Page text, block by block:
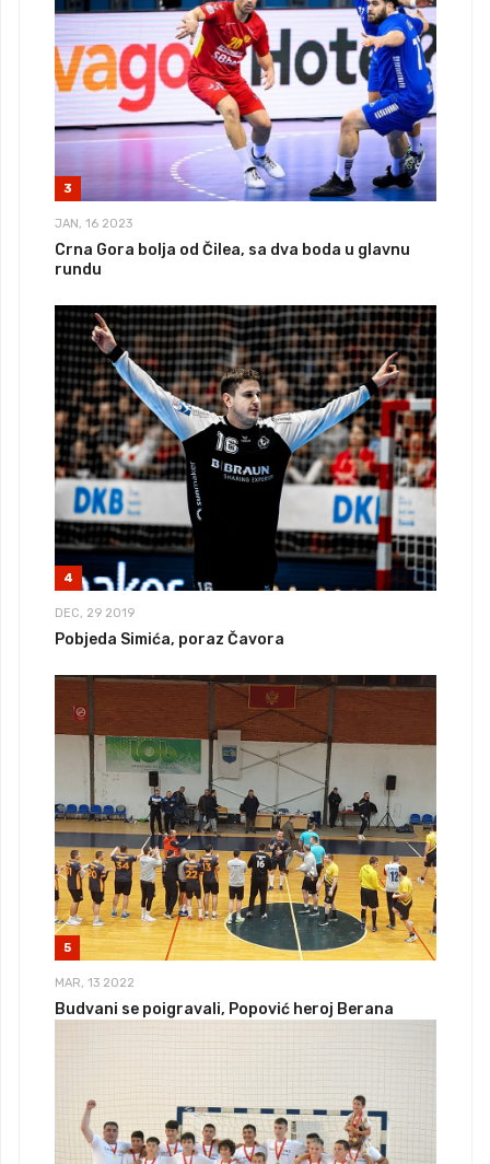
3
JAN, 16 2023
Crna Gora bolja od Čilea, sa dva boda u glavnu
rundu
4
DEC, 29 2019
Pobjeda Simića, poraz Čavora
5
MAR, 13 2022
Budvani se poigravali, Popović heroj Berana